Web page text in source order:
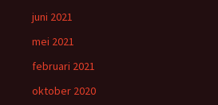
juni 2021
mei 2021
februari 2021
oktober 2020